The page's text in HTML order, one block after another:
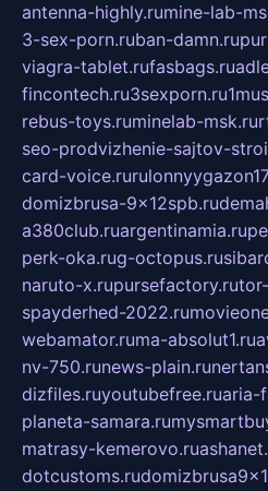
antenna-highly.rumine-lab-
3-sex-porn.ruban-damn.ru
viagra-tablet.rufasbags.ru
fincontech.ru3sexporn.ru
rebus-toys.ruminelab-msk.ru
seo-prodvizhenie-sajtov-
card-voice.ru
domizbrusa-9x12spb.ru
a380club.ruargentinamia.ru
perk-oka.rug-octopus.ru
naruto-x.rupursefactory.ru
spayderhed-2022.ru
webamator.ruma-absolut1.ru
nv-750.runews-plain.ru
dizfiles.ruyoutubefree.ruaria-
planeta-samara.ru
matrasy-kemerovo.ru
dotcustoms.ru